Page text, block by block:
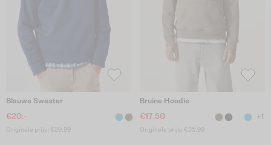
Blauwe Sweater
€20.-
Originele prijs: €39.99
Bruine Hoodie
€17.50 +1
Originele prijs: €35.99